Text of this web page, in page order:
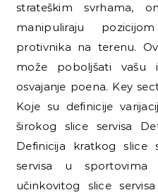
strateškim svrhama,
manipuliraju
protivnika na terenu.
može poboljšati
osvajanje poena. Key
Koje su definicije
širokog slice servisa
Definicija kratkog slice
servisa u
učinkovitog slice